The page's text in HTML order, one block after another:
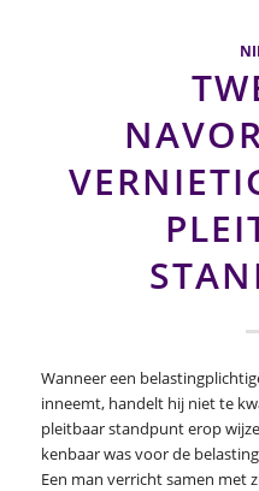
Wanneer een
inneemt, handelt hij niet te
pleitbaar standpunt erop
kenbaar was voor de
Een man verricht samen met